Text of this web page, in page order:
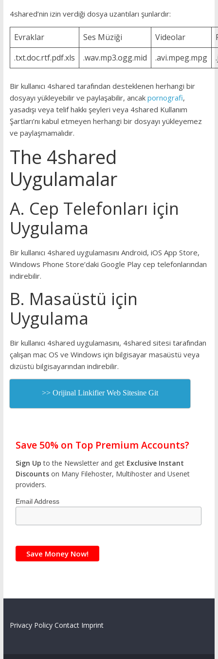
4shared’nin izin verdiği dosya uzantıları şunlardır:
Evraklar Ses Müziği Videolar
.txt.doc.rtf.pdf.xls
.wav.mp3.ogg.mid .avi.mpeg.mpg
Bir kullanıcı 4shared tarafından desteklenen herhangi bir
dosyayı yükleyebilir ve paylaşabilir, ancak pornografi,
yasadışı veya telif hakkı şeyleri veya 4shared Kullanım
Şartları’nı kabul etmeyen herhangi bir dosyayı yükleyemez
ve paylaşmamalıdır.
The 4shared
Uygulamalar
A. Cep Telefonları için
Uygulama
Bir kullanıcı 4shared uygulamasını Android, iOS App Store,
Windows Phone Store’daki Google Play cep telefonlarından
indirebilir.
B. Masaüstü için
Uygulama
Bir kullanıcı 4shared uygulamasını, 4shared sitesi tarafından
çalışan mac OS ve Windows için bilgisayar masaüstü veya
dizüstü bilgisayarından indirebilir.
>> Orijinal Linkifier Web Sitesine Git
Save 50% on Top Premium Accounts?
Sign Up to the Newsletter and get Exclusive Instant
Discounts on Many Filehoster, Multihoster and Usenet
providers.
Email Address
Privacy Policy Contact Imprint